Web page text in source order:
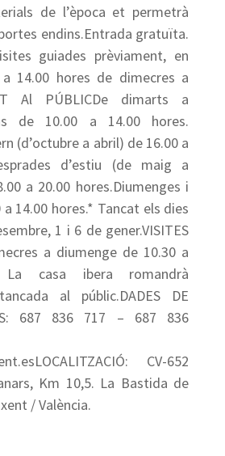
de l’època et permetrà
endins.Entrada gratuïta.
guiades prèviament, en
14.00 hores de dimecres a
Al PÚBLICDe dimarts a
de 10.00 a 14.00 hores.
(d’octubre a abril) de 16.00 a
d’estiu (de maig a
a 20.00 hores.Diumenges i
a 14.00 hores.* Tancat els dies
1 i 6 de gener.VISITES
a diumenge de 10.30 a
La casa ibera romandrà
al públic.DADES DE
687 836 717 – 687 836
CV-652
Km 10,5. La Bastida de
/ València.